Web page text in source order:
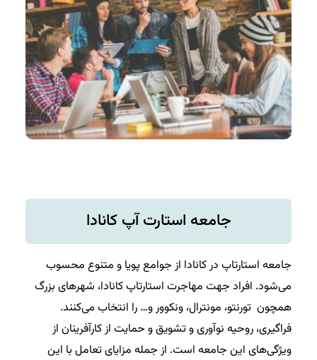
جامعه استارت آپ کانادا
جامعه استارتاپ در کانادا از جوامع پویا و متنوع محسوب
می‌شود. افراد جهت مهاجرت استارتاپ کانادا، شهرهای بزرگ
همچون تورنتو، مونترال، ونکوور و… را انتخاب می‌کنند.
فراگیری، روحیه نوآوری و تشویق و حمایت از کارآفرینان از
ویژگی‌های این جامعه است. از جمله مزایای تعامل با این